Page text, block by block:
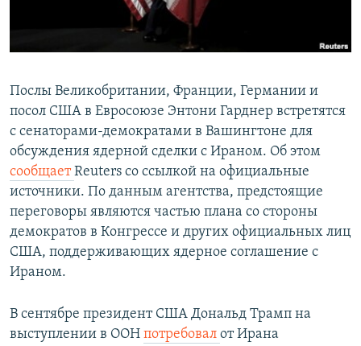
English
Русский
Все сайты Радио Азатутюн
Послы Великобритании, Франции, Германии и
посол США в Евросоюзе Энтони Гарднер встретятся
с сенаторами-демократами в Вашингтоне для
обсуждения ядерной сделки с Ираном. Об этом
сообщаетReuters со ссылкой на официальные
источники. По данным агентства, предстоящие
переговоры являются частью плана со стороны
демократов в Конгрессе и других официальных лиц
США, поддерживающих ядерное соглашение с
Ираном.
В сентябре президент США Дональд Трамп на
выступлении в ООН потребовал от Ирана